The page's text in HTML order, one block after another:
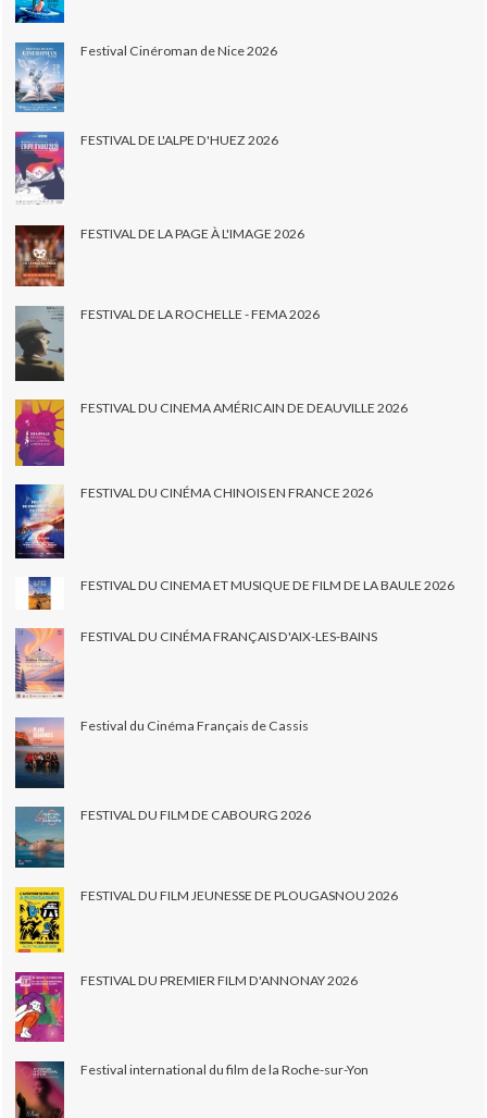
Festival Cinéroman de Nice 2026
FESTIVAL DE L'ALPE D'HUEZ 2026
FESTIVAL DE LA PAGE À L'IMAGE 2026
FESTIVAL DE LA ROCHELLE - FEMA 2026
FESTIVAL DU CINEMA AMÉRICAIN DE DEAUVILLE 2026
FESTIVAL DU CINÉMA CHINOIS EN FRANCE 2026
FESTIVAL DU CINEMA ET MUSIQUE DE FILM DE LA BAULE 2026
FESTIVAL DU CINÉMA FRANÇAIS D'AIX-LES-BAINS
Festival du Cinéma Français de Cassis
FESTIVAL DU FILM DE CABOURG 2026
FESTIVAL DU FILM JEUNESSE DE PLOUGASNOU 2026
FESTIVAL DU PREMIER FILM D'ANNONAY 2026
Festival international du film de la Roche-sur-Yon